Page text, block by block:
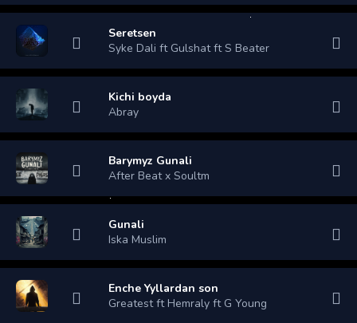
Seretsen
Syke Dali ft Gulshat ft S Beater
Kichi boyda
Abray
Barymyz Gunali
After Beat x Soultm
Gunali
Iska Muslim
Enche Yyllardan son
Greatest ft Hemraly ft G Young